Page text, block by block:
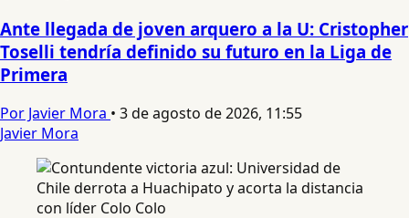
Ante llegada de joven arquero a la U: Cristopher
Toselli tendría definido su futuro en la Liga de
Primera
Por Javier Mora • 3 de agosto de 2026, 11:55
Javier Mora